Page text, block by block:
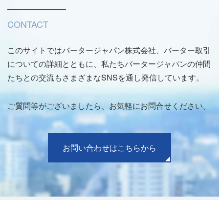
CONTACT
このサイトではバータージャパン株式会社、バーター取引
についての詳細とともに、私たちバータージャパンの仲間
たちとの交流もさまざまなSNSを通し発信しています。
ご質問等がございましたら、お気軽にお問合せください。
お問い合わせはこちらから